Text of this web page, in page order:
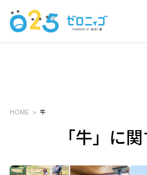
HOME 牛
「牛」に